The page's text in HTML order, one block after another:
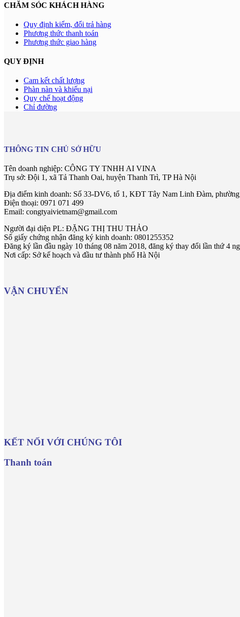
CHĂM SÓC KHÁCH HÀNG
Quy định kiểm, đổi trả hàng
Phương thức thanh toán
Phương thức giao hàng
QUY ĐỊNH
Cam kết chất lượng
Phàn nàn và khiếu nại
Quy chế hoạt động
Chỉ đường
THÔNG TIN CHỦ SỞ HỮU
Tên doanh nghiệp: CÔNG TY TNHH AI VINA
Trụ sở: Đội 1, xã Tả Thanh Oai, huyện Thanh Trì, TP Hà Nội
Địa điểm kinh doanh: Số 33-DV6, tổ 1, KĐT Tây Nam Linh Đàm,
Điện thoại: 0971 071 499
Email: congtyaivietnam@gmail.com
Người đại diện PL: ĐẶNG THỊ THU THẢO
Số giấy chứng nhận đăng ký kinh doanh: 0801255352
Đăng ký lần đầu ngày 10 tháng 08 năm 2018, đăng ký thay đổi lần thứ 4
Nơi cấp: Sở kế hoạch và đầu tư thành phố Hà Nội
VẬN CHUYỂN
KẾT NỐI VỚI CHÚNG TÔI
Thanh toán